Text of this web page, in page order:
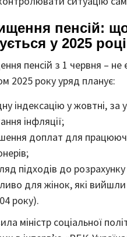
пенсій:
у 2025 році
пенсій з 1 червня – не
2025 року уряд планує:
індексацію у жовтні, за
інфляції;
доплат для
підходів до
для жінок, які вийшли
року).
міністр соціальної